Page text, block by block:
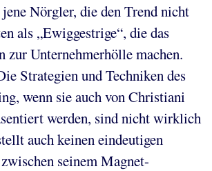
Nörgler, die den Trend nicht
als „Ewiggestrige“, die das
zur Unternehmerhölle machen.
Strategien und Techniken des
wenn sie auch von Christiani
werden, sind nicht wirklich
auch keinen eindeutigen
seinem Magnet-